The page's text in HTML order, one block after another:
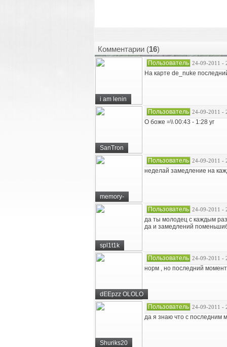
Комментарии (16)
i am lenin
Пользователь 24-09-2011 -
На карте de_nuke
SanTron
Пользователь 24-09-2011 -
О боже =\\ 00:43 - 1:28 уг
memory-
Пользователь 24-09-2011 -
неделай замедление на
spl1t1k
Пользователь 24-09-2011 -
да ты молодец с каждым
да и замедлений
dEEpzz OLOLO
Пользователь 24-09-2011 -
норм , но последний
Shuriks20
Пользователь 24-09-2011 -
да я знаю что с последним